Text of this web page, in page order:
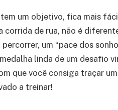
um objetivo, fica mais
corrida de rua, não é
um “pace dos
linda de um desafio
que você consiga traçar
a treinar!